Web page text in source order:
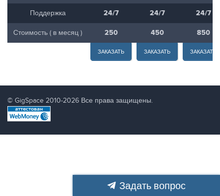
Поддержка 24/7 24/7 24/7
Стоимость ( в месяц ) 250 450 850
ЗАКАЗАТЬ ЗАКАЗАТЬ ЗАКАЗАТЬ
Задать вопрос
© GigSpace 2010-2026 Все права защищены.